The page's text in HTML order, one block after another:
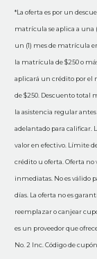
*La oferta es por un
matrícula se aplica a una
un (1) mes de matrícula
la matrícula de $250 o
aplicará un crédito por
de $250. Descuento total
la asistencia regular
adelantado para calificar.
valor en efectivo. Límite
crédito u oferta. Oferta no
inmediatas. No es válido
días. La oferta no es
reemplazar o canjear
es un proveedor que
No. 2 Inc. Código de